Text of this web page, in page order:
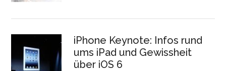
iPhone Keynote: Infos rund
ums iPad und Gewissheit
über iOS 6